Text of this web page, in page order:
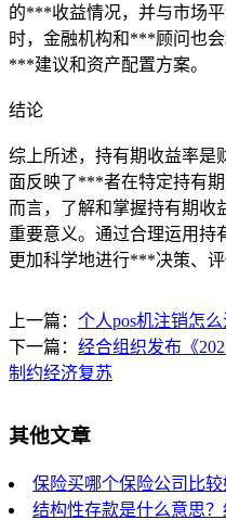
的***收益情况，并与市场
时，金融机构和***顾问也
***建议和资产配置方案。
结论
综上所述，持有期收益率是
面反映了***者在特定持有
而言，了解和掌握持有期收
重要意义。通过合理运用
更加科学地进行***决策、
上一篇： 个人pos机注销怎
下一篇： 经合组织发布《
制约经济复苏
其他文章
保险买哪个保险公司比较
结构性存款是什么意思